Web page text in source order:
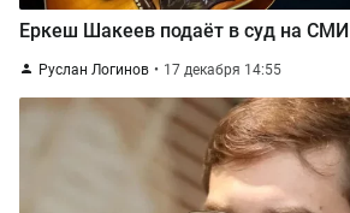
Еркеш Шакеев подаёт в суд на СМИ
Руслан Логинов 17 декабря 14:55